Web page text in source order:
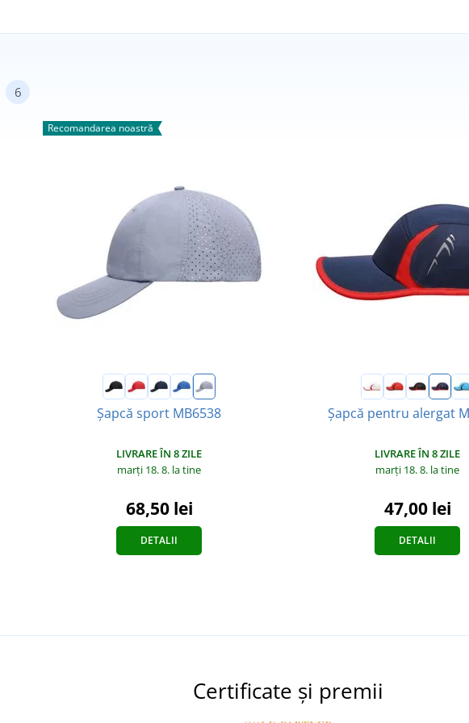
6
Recomandarea noastră
Șapcă sport MB6538
LIVRARE ÎN 8 ZILE
marți 18. 8. la tine
68,50 lei
DETALII
Șapcă pentru alergat
LIVRARE ÎN 8 ZILE
marți 18. 8. la tine
47,00 lei
DETALII
Certificate și premii